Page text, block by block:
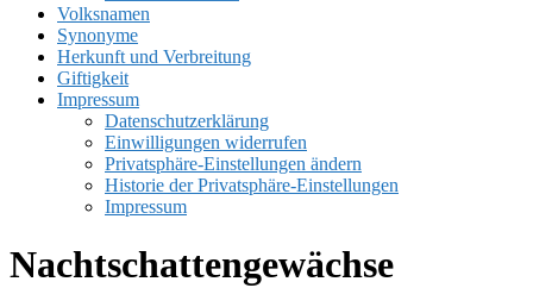
Volksnamen
Synonyme
Herkunft und Verbreitung
Giftigkeit
Impressum
Datenschutzerklärung
Einwilligungen widerrufen
Privatsphäre-Einstellungen ändern
Historie der Privatsphäre-Einstellungen
Impressum
Nachtschattengewächse